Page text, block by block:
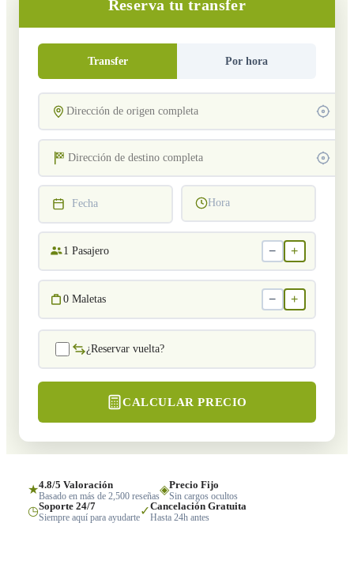
Reserva tu transfer
Transfer Por hora
Fecha Hora
1 Pasajero − +
0 Maletas − +
¿Reservar vuelta?
CALCULAR PRECIO
★4.8/5 Valoración
Basado en más de 2,500 reseñas◈Precio Fijo
Sin cargos ocultos
◷Soporte 24/7
Siempre aquí para ayudarte✓Cancelación Gratuita
Hasta 24h antes